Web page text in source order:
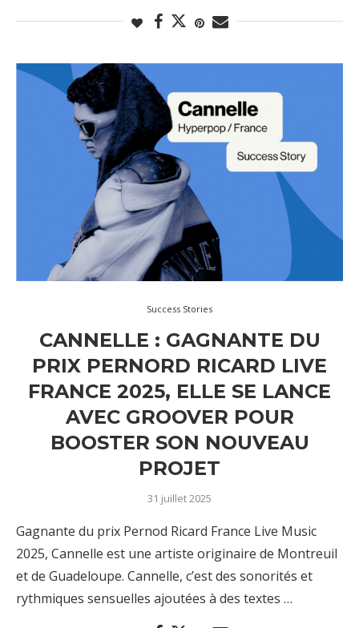
Success Stories
CANNELLE : GAGNANTE DU
PRIX PERNORD RICARD LIVE
FRANCE 2025, ELLE SE LANCE
AVEC GROOVER POUR
BOOSTER SON NOUVEAU
PROJET
31 juillet 2025
Gagnante du prix Pernod Ricard France Live Music
2025, Cannelle est une artiste originaire de Montreuil
et de Guadeloupe. Cannelle, c’est des sonorités et
rythmiques sensuelles ajoutées à des textes …